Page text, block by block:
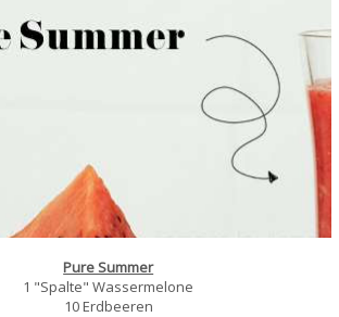
Pure Summer
1 "Spalte" Wassermelone
10 Erdbeeren